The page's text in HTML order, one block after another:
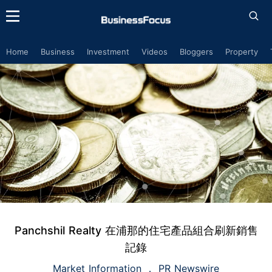
Home Business Investment Videos Bloggers Property
Panchshil Realty 在浦那的住宅產品組合刷新銷售
記錄
Market Information PR Newswire